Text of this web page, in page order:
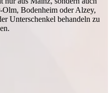
Bodenheim oder Alzey,
Unterschenkel behandeln zu